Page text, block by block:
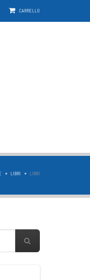
CARRELLO
LIBRI LIBRI